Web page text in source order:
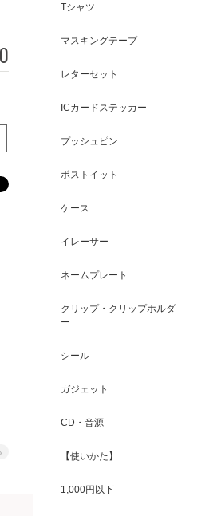
Tシャツ
マスキングテープ
レターセット
ICカードステッカー
プッシュピン
ポストイット
ケース
イレーサー
ネームプレート
クリップ・クリップホルダ
ー
シール
ガジェット
CD・音源
【使いかた】
1,000円以下